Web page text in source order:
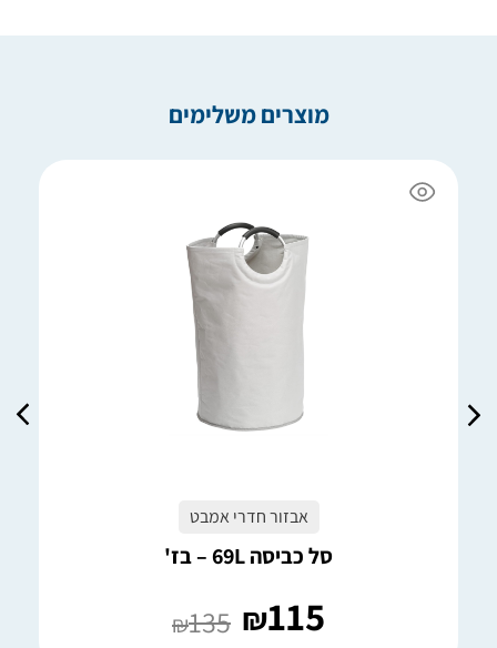
מוצרים משלימים
אבזור חדרי אמבט
סל כביסה 69L – בז'
₪115
₪135